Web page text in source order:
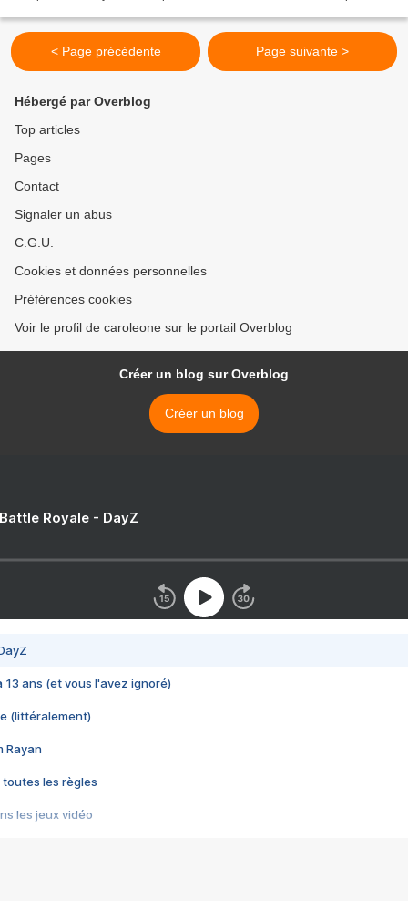
< Page précédente Page suivante >
Hébergé par Overblog
Top articles
Pages
Contact
Signaler un abus
C.G.U.
Cookies et données personnelles
Préférences cookies
Voir le profil de caroleone sur le portail Overblog
Créer un blog sur Overblog
Créer un blog
Royale - DayZ
13 ans (et vous l'avez ignoré)
(littéralement)
Rayan
toutes les règles
les jeux vidéo